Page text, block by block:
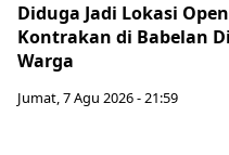
Diduga Jadi Lokasi
Kontrakan di Babelan
Warga
Jumat, 7 Agu 2026 - 21:59